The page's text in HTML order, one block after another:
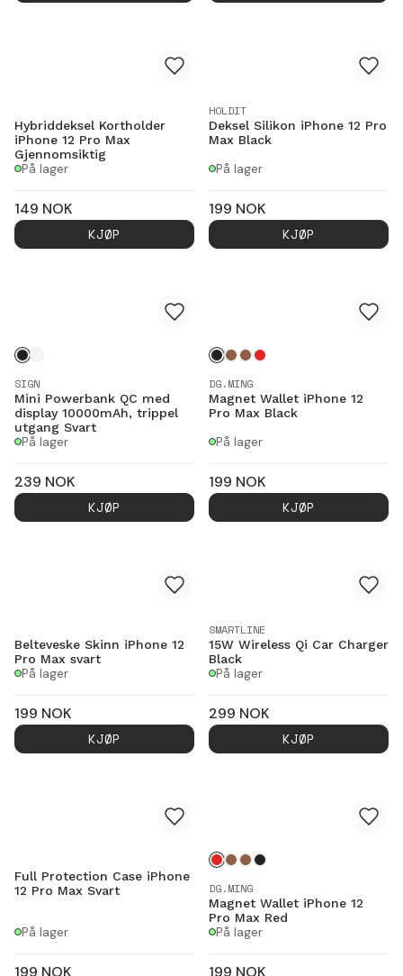
Hybriddeksel Kortholder
iPhone 12 Pro Max
Gjennomsiktig
På lager
149 NOK
KJØP
HOLDIT
Deksel Silikon iPhone 12 Pro
Max Black
På lager
199 NOK
KJØP
SIGN
Mini Powerbank QC med
display 10000mAh, trippel
utgang Svart
På lager
239 NOK
KJØP
DG.MING
Magnet Wallet iPhone 12
Pro Max Black
På lager
199 NOK
KJØP
Belteveske Skinn iPhone 12
Pro Max svart
På lager
199 NOK
KJØP
SMARTLINE
15W Wireless Qi Car Charger
Black
På lager
299 NOK
KJØP
Full Protection Case iPhone
12 Pro Max Svart
På lager
199 NOK
DG.MING
Magnet Wallet iPhone 12
Pro Max Red
På lager
199 NOK